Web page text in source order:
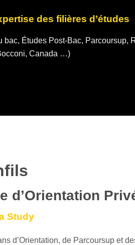
des filières d’études
Études Post-Bac, Parcoursup,
Canada …)
d’Orientation
Study
d’Orientation, de Parcoursup et